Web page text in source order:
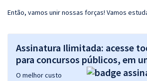
Então, vamos unir nossas forças! Vamos
Assinatura Ilimitada: acesse
para concursos públicos, em
O melhor custo